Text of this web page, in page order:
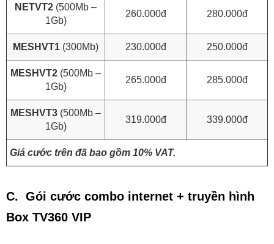
NETVT2 (500Mb –
1Gb)
260.000đ 280.000đ
MESHVT1 (300Mb) 230.000đ 250.000đ
MESHVT2 (500Mb –
1Gb)
265.000đ 285.000đ
MESHVT3 (500Mb –
1Gb)
319.000đ 339.000đ
Giá cước trên đã bao gồm 10% VAT.
C. Gói cước combo internet + truyền hình
Box TV360 VIP